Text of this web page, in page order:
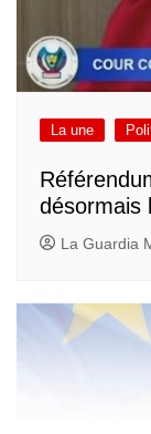
La une
désormais
La Guardia